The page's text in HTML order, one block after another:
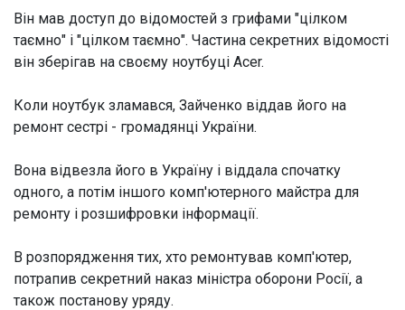
Він мав доступ до відомостей з грифами "цілком
таємно" і "цілком таємно". Частина секретних відомості
він зберігав на своєму ноутбуці Acer.
Коли ноутбук зламався, Зайченко віддав його на
ремонт сестрі - громадянці України.
Вона відвезла його в Україну і віддала спочатку
одного, а потім іншого комп'ютерного майстра для
ремонту і розшифровки інформації.
В розпорядження тих, хто ремонтував комп'ютер,
потрапив секретний наказ міністра оборони Росії, а
також постанову уряду.